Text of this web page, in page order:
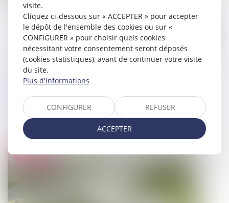
Un nouveau décret portant
simplification de la commande
publique est paru au JORF le 31
décembre 2024
23/01/2025
Droit public
visite.
Cliquez ci-dessous sur « ACCEPTER » pour accepter
le dépôt de l'ensemble des cookies ou sur «
CONFIGURER » pour choisir quels cookies
nécessitant votre consentement seront déposés
(cookies statistiques), avant de continuer votre visite
du site.
Plus d'informations
CONFIGURER REFUSER
ACCEPTER